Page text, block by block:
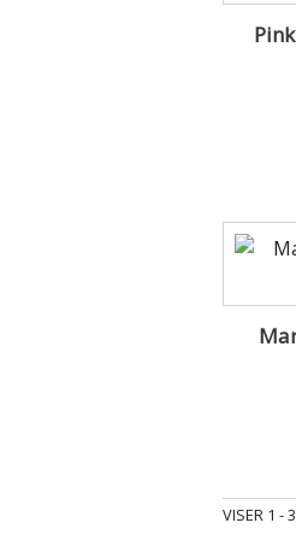
VISER 1 -